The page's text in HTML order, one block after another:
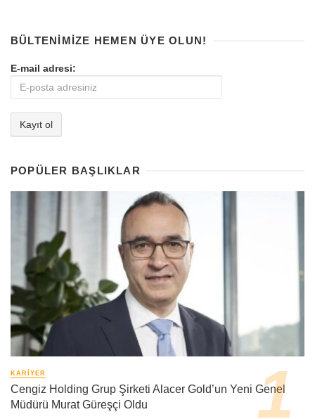
BÜLTENIMIZE HEMEN ÜYE OLUN!
E-mail adresi:
POPÜLER BAŞLIKLAR
KARIYER
Cengiz Holding Grup Şirketi Alacer Gold’un Yeni Genel
Müdürü Murat Güreşçi Oldu